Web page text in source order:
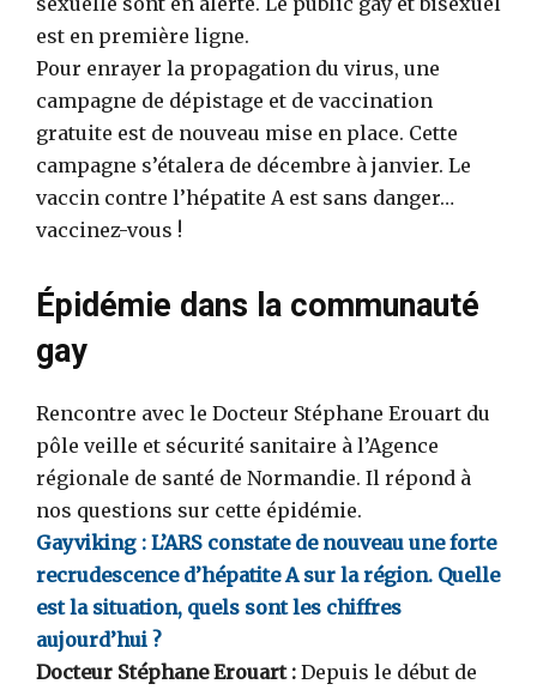
est en première ligne.
Pour enrayer la propagation du virus, une
campagne de dépistage et de vaccination
gratuite est de nouveau mise en place. Cette
campagne s’étalera de décembre à janvier. Le
vaccin contre l’hépatite A est sans danger…
vaccinez-vous !
Épidémie dans la communauté
gay
Rencontre avec le Docteur Stéphane Erouart du
pôle veille et sécurité sanitaire à l’Agence
régionale de santé de Normandie. Il répond à
nos questions sur cette épidémie.
Gayviking : L’ARS constate de nouveau une forte
recrudescence d’hépatite A sur la région. Quelle
est la situation, quels sont les chiffres
aujourd’hui ?
Docteur Stéphane Erouart : Depuis le début de